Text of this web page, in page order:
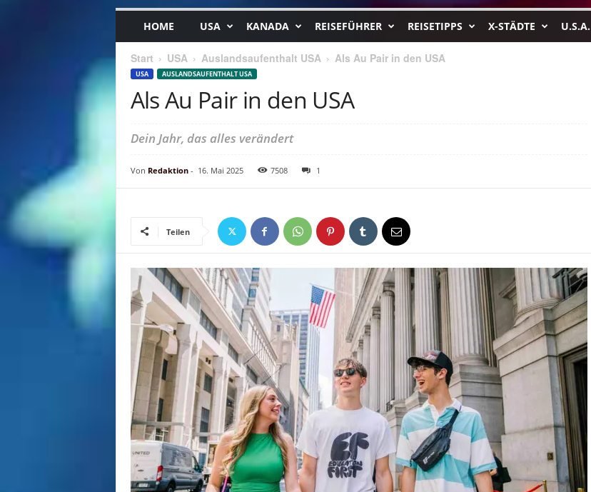
HOME USA KANADA REISEFÜHRER REISETIPPS X-STÄDTE U.S.A.
Start USA Auslandsaufenthalt USA Als Au Pair in den USA
USA AUSLANDSAUFENTHALT USA
Als Au Pair in den USA
Dein Jahr, das alles verändert
Von Redaktion- 16. Mai 2025 7508 1
Teilen